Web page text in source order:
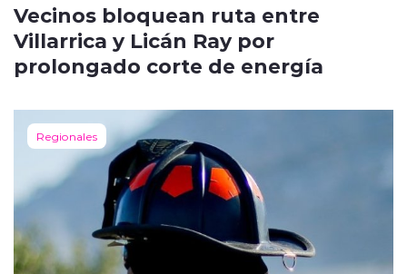
Vecinos bloquean ruta entre
Villarrica y Licán Ray por
prolongado corte de energía
Regionales